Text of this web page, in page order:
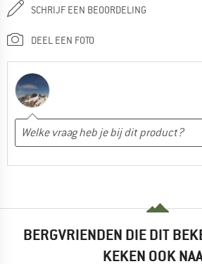
SCHRIJF EEN BEOORDELING
DEEL EEN FOTO
BERGVRIENDEN DIE DIT
KEKEN OOK